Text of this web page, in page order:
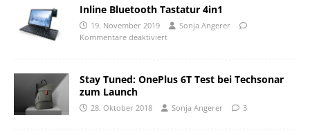
Inline Bluetooth Tastatur 4in1
19. November 2019
Sonja Angerer
Kommentare deaktiviert
Stay Tuned: OnePlus 6T Test bei Techsonar
zum Launch
28. Oktober 2018 Sonja Angerer 3